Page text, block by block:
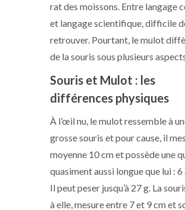
rat des moissons. Entre langage
et langage scientifique, difficile
retrouver. Pourtant, le mulot
de la souris sous plusieurs
Souris et Mulot : les
différences physiques
À l’œil nu, le mulot ressemble à
grosse souris et pour cause, il
moyenne 10 cm et possède une
quasiment aussi longue que lui : 6
Il peut peser jusqu’à 27 g. La
à elle, mesure entre 7 et 9 cm et